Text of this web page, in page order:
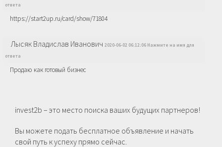
ответа
https://start2up.ru/card/show/71804
Лысяк Владислав Иванович 2020-06-02 06:12:06 Нажмите на имя для
ответа
Продаю как готовый бизнес
invest2b – это место поиска ваших будущих партнеров!
Вы можете подать бесплатное объявление и начать
свой путь к успеху прямо сейчас.